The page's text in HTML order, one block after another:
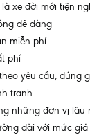
xe đời mới tiện
dễ dàng
miễn phí
phí
yêu cầu, đúng
tranh
những đơn vị lâu
dài với mức